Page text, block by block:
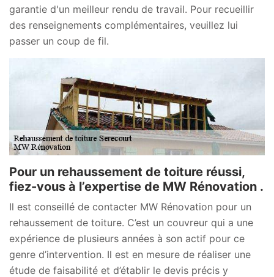
garantie d'un meilleur rendu de travail. Pour recueillir
des renseignements complémentaires, veuillez lui
passer un coup de fil.
Pour un rehaussement de toiture réussi,
fiez-vous à l’expertise de MW Rénovation .
Il est conseillé de contacter MW Rénovation pour un
rehaussement de toiture. C’est un couvreur qui a une
expérience de plusieurs années à son actif pour ce
genre d’intervention. Il est en mesure de réaliser une
étude de faisabilité et d’établir le devis précis y